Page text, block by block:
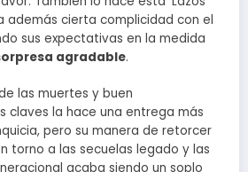
además cierta complicidad con el
sus expectativas en la medida
agradable.
las muertes y buen
claves la hace una entrega más
pero su manera de retorcer
torno a las secuelas legado y las
acaba siendo un soplo